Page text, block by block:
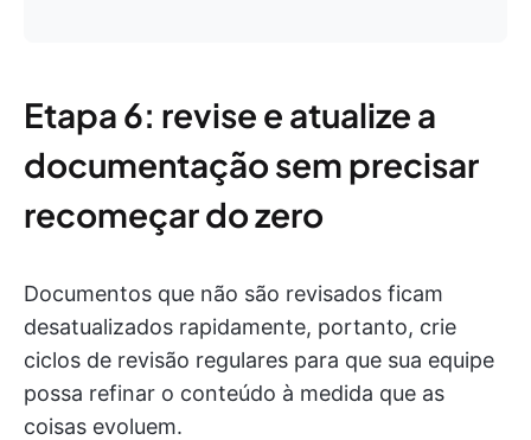
Etapa 6: revise e atualize a
documentação sem precisar
recomeçar do zero
Documentos que não são revisados ficam
desatualizados rapidamente, portanto, crie
ciclos de revisão regulares para que sua equipe
possa refinar o conteúdo à medida que as
coisas evoluem.